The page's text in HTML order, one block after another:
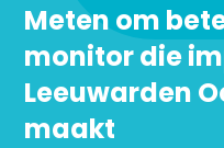
Meten om
monitor die
Leeuwarden
maakt